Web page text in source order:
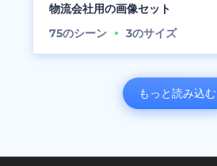
物流会社用の画像セット
75のシーン 3のサイズ
もっと読み込む